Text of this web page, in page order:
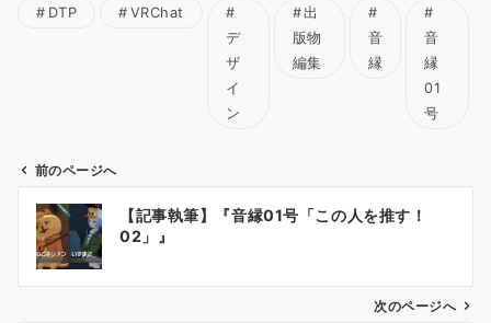
DTP
VRChat
デ
ザ
イ
ン
出
版物
編集
音
縁
音
縁
01
号
ビ
前のページへ
【記事執筆】『音縁01号「この人を推す！
02」』
次のページへ